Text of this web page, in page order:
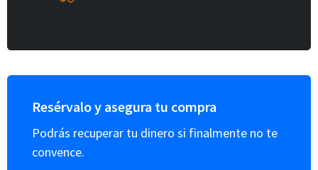
Resérvalo y asegura tu compra
Podrás recuperar tu dinero si finalmente no te
convence.